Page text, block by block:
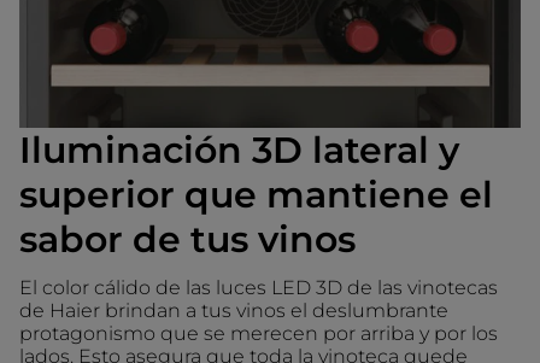
Iluminación 3D lateral y
superior que mantiene el
sabor de tus vinos
El color cálido de las luces LED 3D de las vinotecas
de Haier brindan a tus vinos el deslumbrante
protagonismo que se merecen por arriba y por los
lados. Esto asegura que toda la vinoteca quede